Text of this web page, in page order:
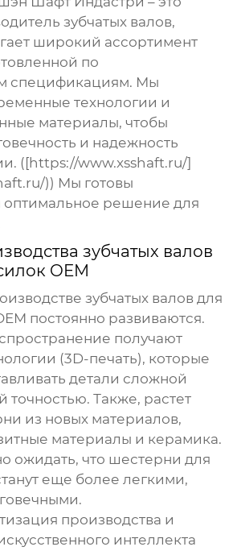
зубчатых валов,
широкий ассортимент
по
спецификациям. Мы
технологии и
материалы, чтобы
и надежность
([https://www.xsshaft.ru/]
)) Мы готовы
оптимальное решение для
зубчатых валов
OEM
зубчатых валов для
постоянно развиваются.
получают
(3D-печать), которые
детали сложной
Также, растет
из новых материалов,
материалы и керамика.
ожидать, что шестерни для
еще более легкими,
производства и
интеллекта